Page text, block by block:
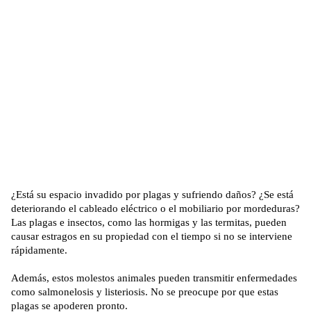
¿Está su espacio invadido por plagas y sufriendo daños? ¿Se está
deteriorando el cableado eléctrico o el mobiliario por mordeduras?
Las plagas e insectos, como las hormigas y las termitas, pueden
causar estragos en su propiedad con el tiempo si no se interviene
rápidamente.
Además, estos molestos animales pueden transmitir enfermedades
como salmonelosis y listeriosis. No se preocupe por que estas
plagas se apoderen pronto.